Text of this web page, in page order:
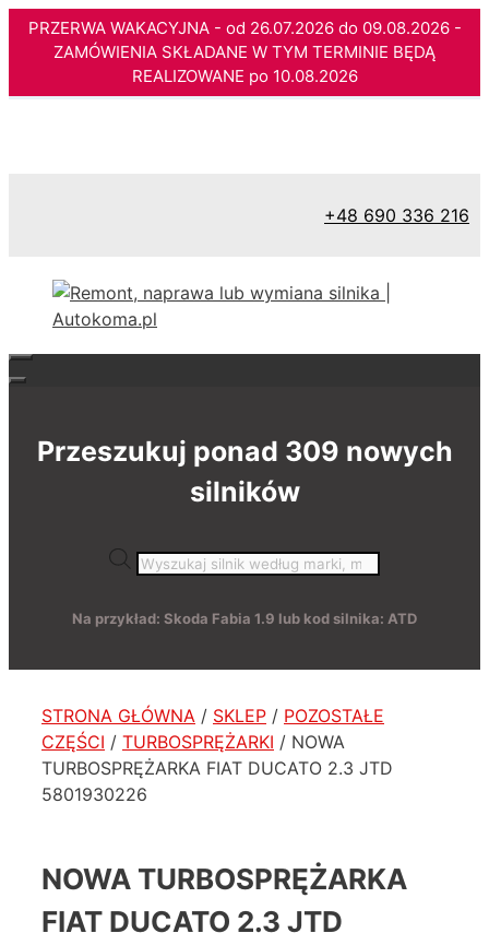
PRZERWA WAKACYJNA - od 26.07.2026 do 09.08.2026 -
ZAMÓWIENIA SKŁADANE W TYM TERMINIE BĘDĄ
REALIZOWANE po 10.08.2026
+48 690 336 216
Przeszukuj ponad 309 nowych
silników
Wyszukiwarka
Na przykład: Skoda Fabia 1.9 lub kod silnika: ATD
STRONA GŁÓWNA / SKLEP / POZOSTAŁE
CZĘŚCI / TURBOSPRĘŻARKI / NOWA
TURBOSPRĘŻARKA FIAT DUCATO 2.3 JTD
5801930226
NOWA TURBOSPRĘŻARKA
FIAT DUCATO 2.3 JTD